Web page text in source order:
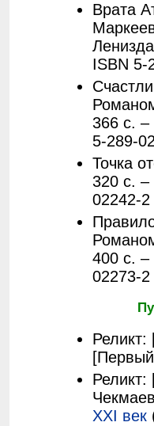
Врата
ISBN 5-
366 с. –
5-289-
Точка
320 с. –
02242-2
400 с. –
02273-2
Реликт:
Реликт:
ХХI век